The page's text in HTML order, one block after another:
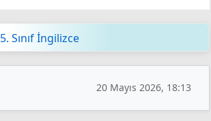
5. Sınıf İngilizce
20 Mayıs 2026, 18:13